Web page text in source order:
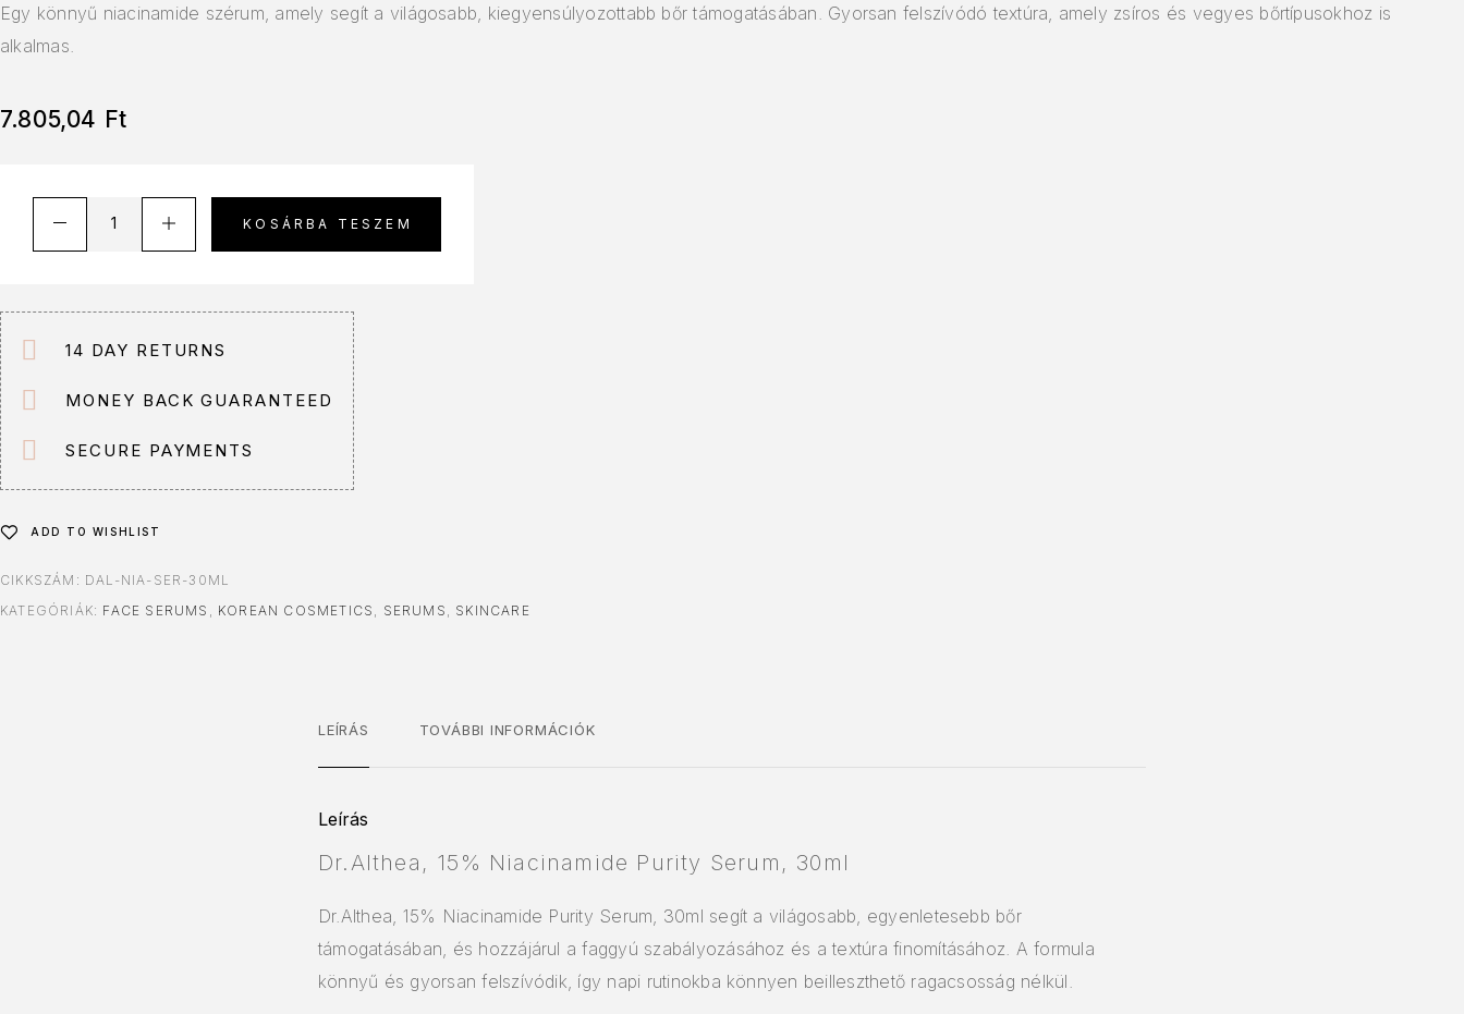
Egy könnyű niacinamide szérum, amely segít a világosabb, kiegyensúlyozottabb bőr támogatásában. Gyorsan felszívódó textúra, amely zsíros és vegyes bőrtípusokhoz is
alkalmas.
7.805,04 Ft
KOSÁRBA TESZEM
r
n
a
t
v
:
14 DAY RETURNS
MONEY BACK GUARANTEED
SECURE PAYMENTS
ADD TO WISHLIST
CIKKSZÁM: DAL-NIA-SER-30ML
KATEGÓRIÁK: FACE SERUMS KOREAN COSMETICS SERUMS SKINCARE
LEÍRÁS TOVÁBBI INFORMÁCIÓK
Leírás
Dr.Althea, 15% Niacinamide Purity Serum, 30ml
Dr.Althea, 15% Niacinamide Purity Serum, 30ml segít a világosabb, egyenletesebb bőr
támogatásában, és hozzájárul a faggyú szabályozásához és a textúra finomításához. A formula
könnyű és gyorsan felszívódik, így napi rutinokba könnyen beilleszthető ragacsosság nélkül.